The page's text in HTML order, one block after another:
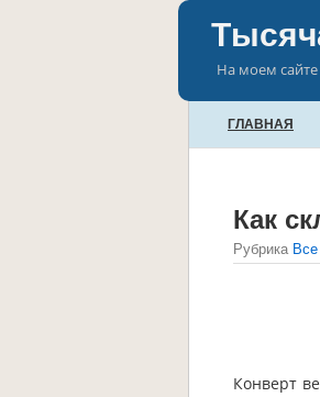
На моем
ГЛАВНАЯ
Как
Рубрика
Конверт